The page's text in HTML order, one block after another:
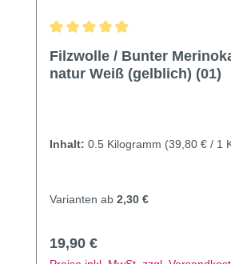
Filzwolle / Bunter
natur Weiß (gelblich) (01)
Inhalt: 0.5 Kilogramm (39,80 € / 1
Varianten ab 2,30 €
Regulärer Preis:
19,90 €